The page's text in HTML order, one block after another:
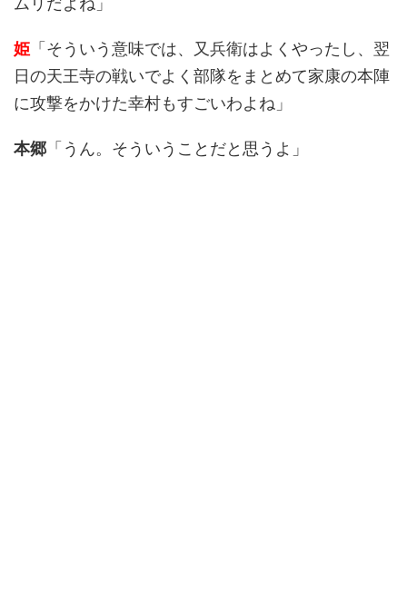
姫 「そういう意味では、又兵衛はよくやったし、翌
日の天王寺の戦いでよく部隊をまとめて家康の本陣
に攻撃をかけた幸村もすごいわよね」
本郷 「うん。そういうことだと思うよ」